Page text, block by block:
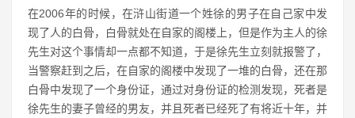
在2006年的时候，在浒山街道一个姓徐的男子在自己家中发
现了人的白骨，白骨就处在自家的阁楼上，但是作为主人的徐
先生对这个事情却一点都不知道，于是徐先生立刻就报警了，
当警察赶到之后，在自家的阁楼中发现了一堆的白骨，还在那
白骨中发现了一个身份证，通过对身份证的检测发现，死者是
徐先生的妻子曾经的男友，并且死者已经死了有将近十年，并